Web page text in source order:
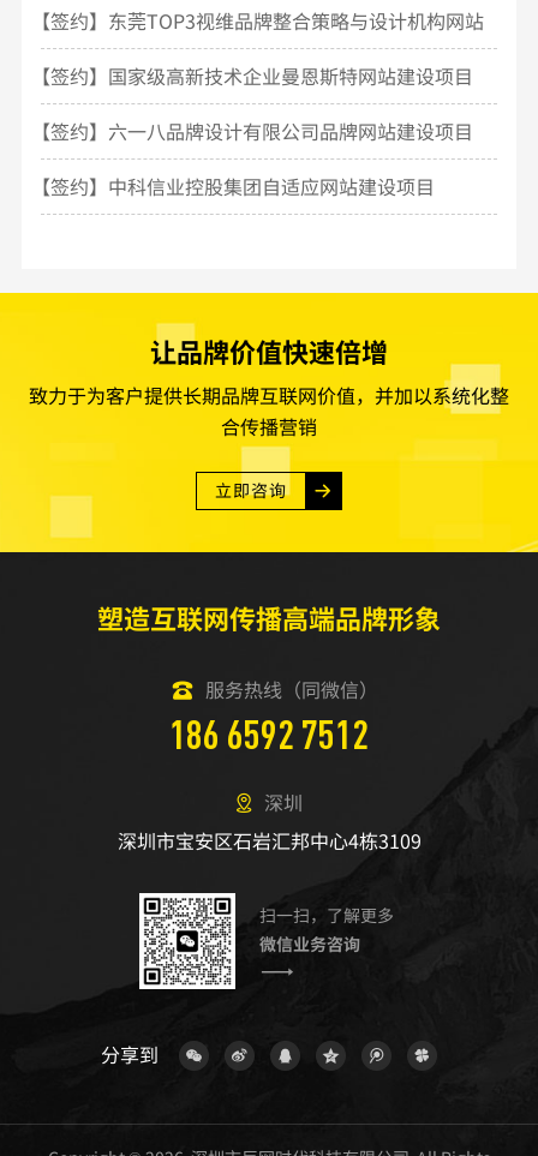
【签约】东莞TOP3视维品牌整合策略与设计机构网站
建设
【签约】国家级高新技术企业曼恩斯特网站建设项目
【签约】六一八品牌设计有限公司品牌网站建设项目
【签约】中科信业控股集团自适应网站建设项目
让品牌价值快速倍增
致力于为客户提供长期品牌互联网价值，并加以系统化整
合传播营销
立即咨询
塑造互联网传播高端品牌形象
服务热线（同微信）
186 6592 7512
深圳
深圳市宝安区石岩汇邦中心4栋3109
扫一扫，了解更多
微信业务咨询
分享到